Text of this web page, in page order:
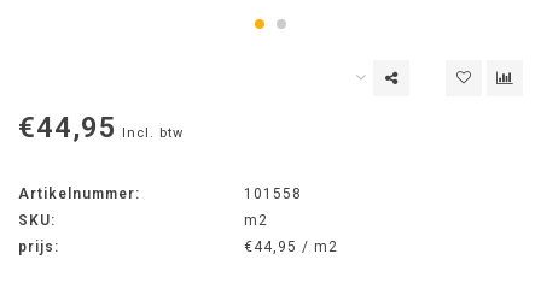
€44,95 Incl. btw
Artikelnummer:
101558
SKU:
m2
prijs:
€44,95 / m2